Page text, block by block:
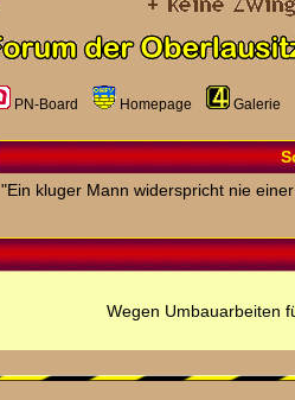
PN-Board Homepage Galerie
"Ein kluger Mann widerspricht nie
Wegen Umbauarbeiten